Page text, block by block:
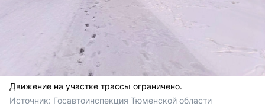
Движение на участке трассы ограничено.
Источник: Госавтоинспекция Тюменской области